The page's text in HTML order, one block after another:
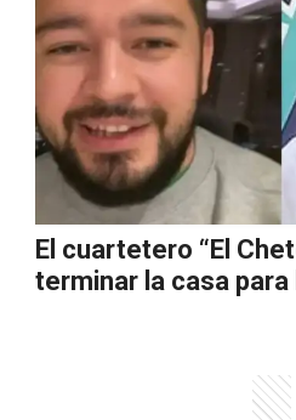
El cuartetero “El
terminar la casa para